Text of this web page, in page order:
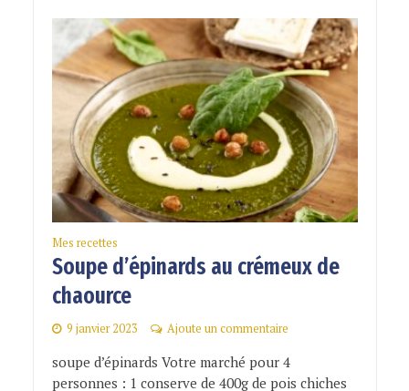
Mes recettes
Soupe d’épinards au crémeux de
chaource
9 janvier 2023 Ajoute un commentaire
soupe d’épinards Votre marché pour 4
personnes : 1 conserve de 400g de pois chiches